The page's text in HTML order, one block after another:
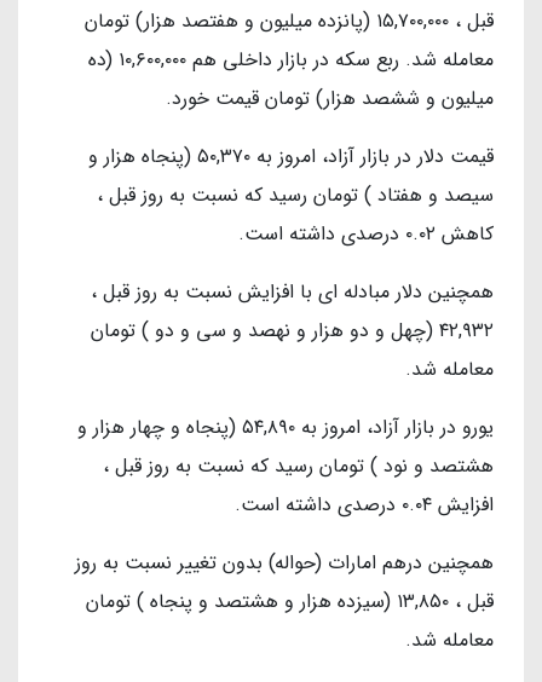
قبل ، ۱۵,۷۰۰,۰۰۰ (پانزده میلیون و هفتصد هزار) تومان
معامله شد. ربع سکه در بازار داخلی هم ۱۰,۶۰۰,۰۰۰ (ده
میلیون و ششصد هزار) تومان قیمت خورد.
قیمت دلار در بازار آزاد، امروز به ۵۰,۳۷۰ (پنجاه هزار و
سیصد و هفتاد ) تومان رسید که نسبت به روز قبل ،
کاهش ۰.۰۲ درصدی داشته است.
همچنین دلار مبادله ای با افزایش نسبت به روز قبل ،
۴۲,۹۳۲ (چهل و دو هزار و نهصد و سی و دو ) تومان
معامله شد.
یورو در بازار آزاد، امروز به ۵۴,۸۹۰ (پنجاه و چهار هزار و
هشتصد و نود ) تومان رسید که نسبت به روز قبل ،
افزایش ۰.۰۴ درصدی داشته است.
همچنین درهم امارات (حواله) بدون تغییر نسبت به روز
قبل ، ۱۳,۸۵۰ (سیزده هزار و هشتصد و پنجاه ) تومان
معامله شد.